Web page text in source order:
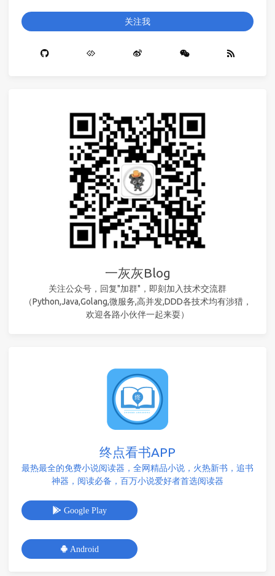
关注我
一灰灰Blog
关注公众号，回复"加群"，即刻加入技术交流群
（Python,Java,Golang,微服务,高并发,DDD各技术均有涉猎，
欢迎各路小伙伴一起来耍）
终点看书APP
最热最全的免费小说阅读器，全网精品小说，火热新书，追书
神器，阅读必备，百万小说爱好者首选阅读器
Google Play
Android